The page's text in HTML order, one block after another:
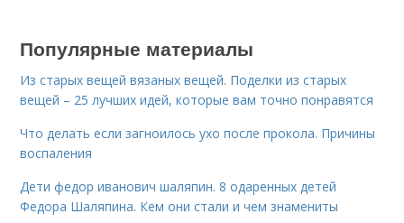
Популярные материалы
Из старых вещей вязаных вещей. Поделки из старых
вещей – 25 лучших идей, которые вам точно понравятся
Что делать если загноилось ухо после прокола. Причины
воспаления
Дети федор иванович шаляпин. 8 одаренных детей
Федора Шаляпина. Кем они стали и чем знамениты